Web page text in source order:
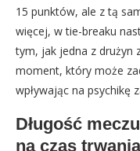
15 punktów, ale z tą
więcej, w tie-breaku
tym, jak jedna z drużyn
moment, który może
wpływając na psychikę
Długość
na czas